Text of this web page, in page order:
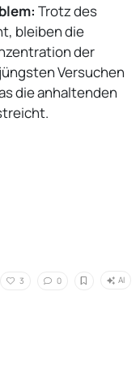
Trotz des
bleiben die
der
Versuchen
die anhaltenden
3 0 AI